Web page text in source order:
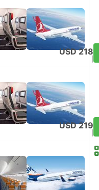
USD 218
USD 219